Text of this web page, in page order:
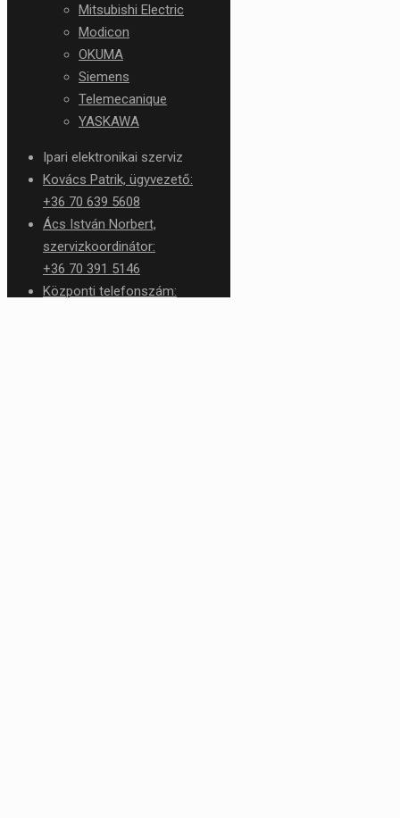
Mitsubishi Electric
Modicon
OKUMA
Siemens
Telemecanique
YASKAWA
Ipari elektronikai szerviz
Kovács Patrik, ügyvezető:
+36 70 639 5608
Ács István Norbert,
szervizkoordinátor:
+36 70 391 5146
Központi telefonszám: